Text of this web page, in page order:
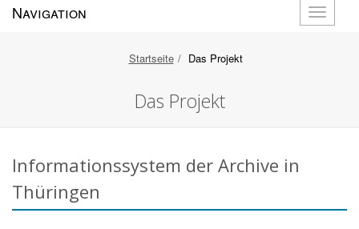
öffnen
Navigation
Startseite Das Projekt
Das Projekt
Informationssystem der Archive in
Thüringen